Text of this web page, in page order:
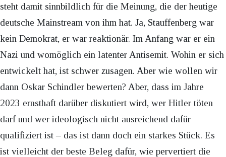
steht damit sinnbildlich für die Meinung, die der heutige
deutsche Mainstream von ihm hat. Ja, Stauffenberg war
kein Demokrat, er war reaktionär. Im Anfang war er ein
Nazi und womöglich ein latenter Antisemit. Wohin er sich
entwickelt hat, ist schwer zusagen. Aber wie wollen wir
dann Oskar Schindler bewerten? Aber, dass im Jahre
2023 ernsthaft darüber diskutiert wird, wer Hitler töten
darf und wer ideologisch nicht ausreichend dafür
qualifiziert ist – das ist dann doch ein starkes Stück. Es
ist vielleicht der beste Beleg dafür, wie pervertiert die